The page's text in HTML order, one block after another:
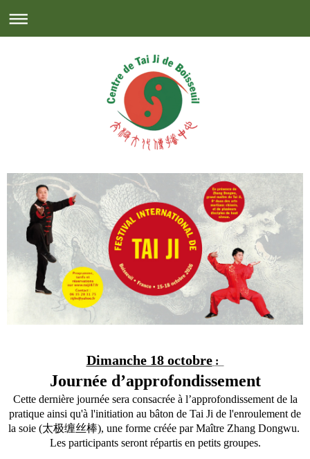
Dimanche 18 octobre :
Journée d’approfondissement
Cette dernière journée sera consacrée à l’approfondissement de la
pratique ainsi qu'à l'initiation au bâton de Tai Ji de l'enroulement de
la soie (太极缠丝棒), une forme créée par Maître Zhang Dongwu.
Les participants seront répartis en petits groupes.